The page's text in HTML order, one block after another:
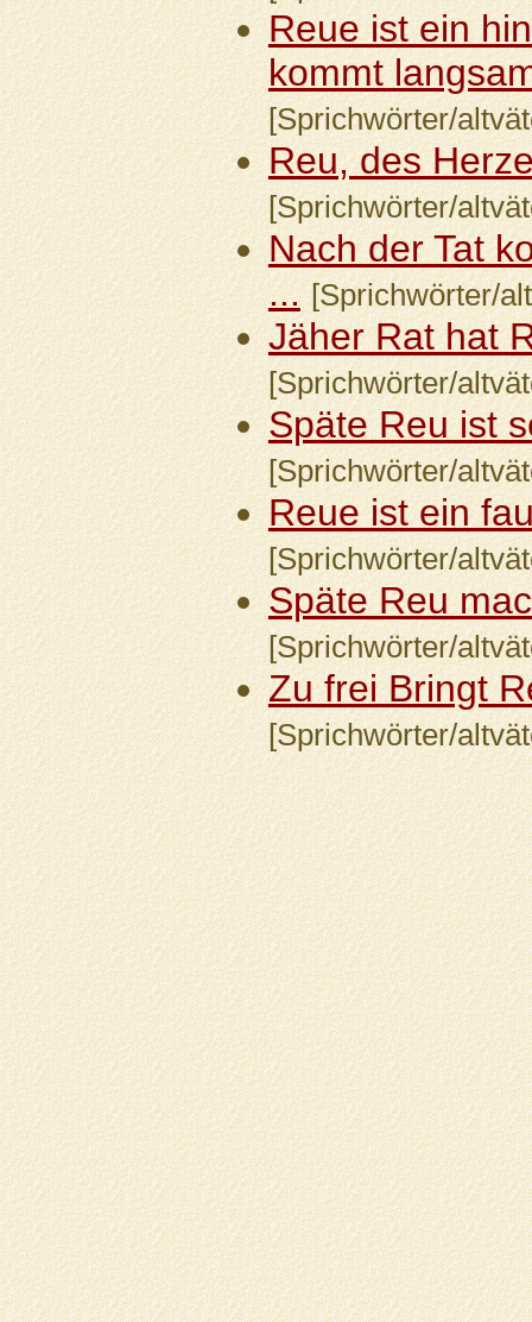
Reue ist ein
kommt
[Sprichwörter/
Reu, des
[Sprichwörter/
Nach der Tat
... [Sprichwörter/
Jäher Rat hat
[Sprichwörter/
Späte Reu ist
[Sprichwörter/
Reue ist ein
[Sprichwörter/
Späte Reu
[Sprichwörter/
Zu frei Bringt
[Sprichwörter/